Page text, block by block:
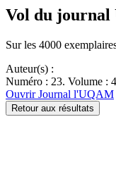
Vol du journal
Sur les 4000
Auteur(s) :
Numéro : 23. Volume :
Ouvrir Journal l'UQAM
Retour aux résultats